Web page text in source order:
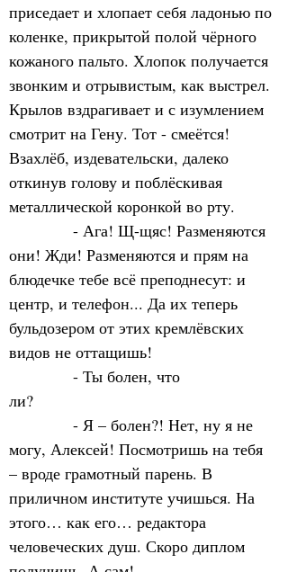
приседает и хлопает себя ладонью по
коленке, прикрытой полой чёрного
кожаного пальто. Хлопок получается
звонким и отрывистым, как выстрел.
Крылов вздрагивает и с изумлением
смотрит на Гену. Тот - смеётся!
Взахлёб, издевательски, далеко
откинув голову и поблёскивая
металлической коронкой во рту.
- Ага! Щ-щяс! Разменяются
они! Жди! Разменяются и прям на
блюдечке тебе всё преподнесут: и
центр, и телефон... Да их теперь
бульдозером от этих кремлёвских
видов не оттащишь!
- Ты болен, что
ли?
- Я – болен?! Нет, ну я не
могу, Алексей! Посмотришь на тебя
– вроде грамотный парень. В
приличном институте учишься. На
этого… как его… редактора
человеческих душ. Скоро диплом